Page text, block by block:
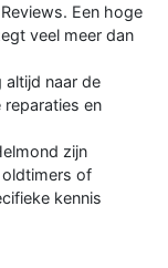
Een hoge
veel meer dan
altijd naar de
en
zijn
of
kennis